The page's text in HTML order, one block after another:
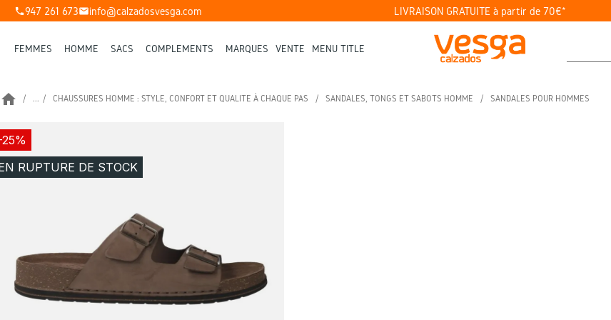
phone947 261 673mailinfo@calzadosvesga.com LIVRAISON GRATUITE à partir de 70€*
FEMMES HOMME SACS COMPLÉMENTS MARQUES VENTE MENU TITLE
home ... CHAUSSURES HOMME : STYLE, CONFORT ET QUALITÉ À CHAQUE PAS SANDALES, TONGS ET SABOTS HOMME SANDALES POUR HOMMES
RUPTURE DE STOCK